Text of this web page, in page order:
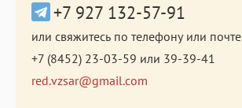
+7 927 132-57-91
или свяжитесь по телефону или почте
+7 (8452) 23-03-59 или 39-39-41
red.vzsar@gmail.com